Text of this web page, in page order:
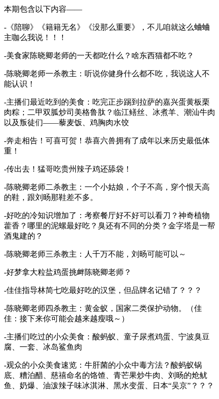
本期包含以下内容——
-《陪聊》《籍籍无名》《没那么重要》，不儿咱就这么蛐蛐
主咖么我说！！！
-美食家陈晓卿老师的一天都吃什么？啥东西猫都不吃？
-陈晓卿老师一杀教主：听说你健身什么都不吃，我说这人不
能认识！
-主播们最近吃到的美食：吃完正步踢到拉萨的嘉兴蛋黄板栗
肉粽；二甲双胍炒司美格鲁肽？临江鳝丝、冰煮羊、潮汕牛肉
以及叛徒们——藜麦饭、鸡胸肉水饺
-奔走相告！可喜可贺！恭喜六兽拥有了成年以来历史最低体
重！
-传出去！猛哥吃贵州辣子鸡还舔袋！
-陈晓卿老师二杀教主：一个小姑娘，个子不高，穿个恨天高
的鞋，跟刘旸那鞋差不多。
-好吃的冷知识增加了：考察餐厅好不好可以看刀？神奇植物
藿香？哪里的泥螺最好吃？臭还有不同的分类？金字塔是一帮
酒鬼建的？
-陈晓卿老师三杀教主：人千万不能，刘旸可能可以～
-好梦拿大粒盐鸡蛋挑衅陈晓卿老师？
-佳佳指导林简七吃最好吃的汉堡，但品牌名记错了？？？
-陈晓卿老师四杀教主：黄金蚁，国家二类保护动物。（佳
佳：接下来你可能会越来越瘦哦～）
-主播们吃过的小众美食：酸蚂蚁、童子尿煮鸡蛋、宁波臭豆
腐、一套、冰岛鲨鱼肉
-观众的小众美食速览：牛肝菌的小众中毒方法？酸蚂蚁锅
底、糟泊醋、慈禧命名的饹馇、青芒果炒牛肉、刘旸的炝鱿
鱼、奶爆、油泼辣子味冰淇淋、黑水变蛋、日本“吴京”？？？